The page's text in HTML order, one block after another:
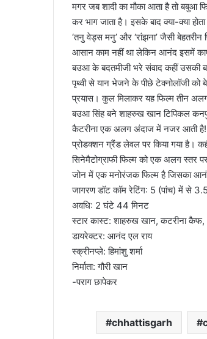
मगर जब शादी का मौका आता है तो बबुआ
कर भाग जाता है। इसके बाद क्या-क्या
‘तनु वेड्स मनु’ और ‘रांझना’ जैसी
आसान काम नहीं था लेकिन आनंद इसमें
बउआ के बदतमीजी भरे संवाद कहीं उसकी
पृथ्वी से यान भेजने के पीछे टेक्नोलॉजी
प्रयास। कुल मिलाकर यह फिल्म तीन
बउआ सिंह बने शाहरुख खान टिपिकल
कैटरीना एक अलग अंदाज में नजर आती है!
प्रोडक्शन ग्रैंड लेवल पर किया गया है। कहीं
सिनेमैटोग्राफी फिल्म को एक अलग स्तर
जोन में एक मनोरंजक फिल्म है जिसका
जागरण डॉट कॉम रेटिंग: 5 (पांच) में से
अवधि: 2 घंटे 44 मिनट
स्टार कास्ट: शाहरुख खान, कटरीना कैफ,
डायरेक्टर: आनंद एल राय
स्क्रीनप्ले: हिमांशु शर्मा
निर्माता: गौरी खान
-पराग छापेकर
chhattisgarh